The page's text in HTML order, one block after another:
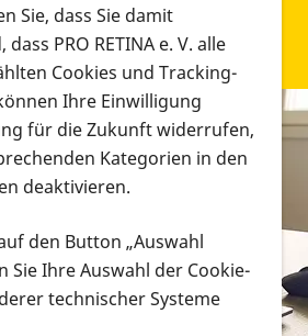
in verschiedenen
Ort
Sie, dass Sie damit
PRO RETINA e. V. alle
Cookies und Tracking-
Ihre Einwilligung
für die Zukunft widerrufen,
Kategorien in den
deaktivieren.
den Button „Auswahl
Sie Ihre Auswahl der Cookie-
technischer Systeme